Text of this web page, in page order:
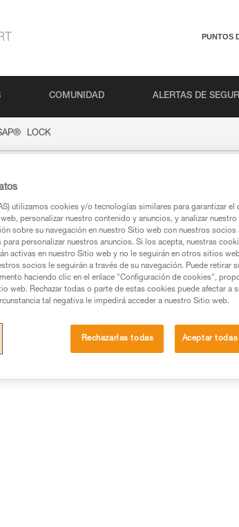
PUNTOS
COMUNIDAD ALERTAS DE
® LOCK
utilizamos cookies y/o tecnologías similares para garantizar el
personalizar nuestro contenido y anuncios, y analizar
sobre su navegación en nuestro Sitio web con nuestros socios
personalizar nuestros anuncios. Si los acepta, nuestras
activas en nuestro Sitio web y no le seguirán en otros sitios
socios le seguirán a través de su navegación. Puede retirar
haciendo clic en el enlace "Configuración de cookies",
web. Rechazar todas o parte de estas cookies puede afectar a
tal negativa le impedirá acceder a nuestro Sitio web.
Rechazarlas todas Aceptar